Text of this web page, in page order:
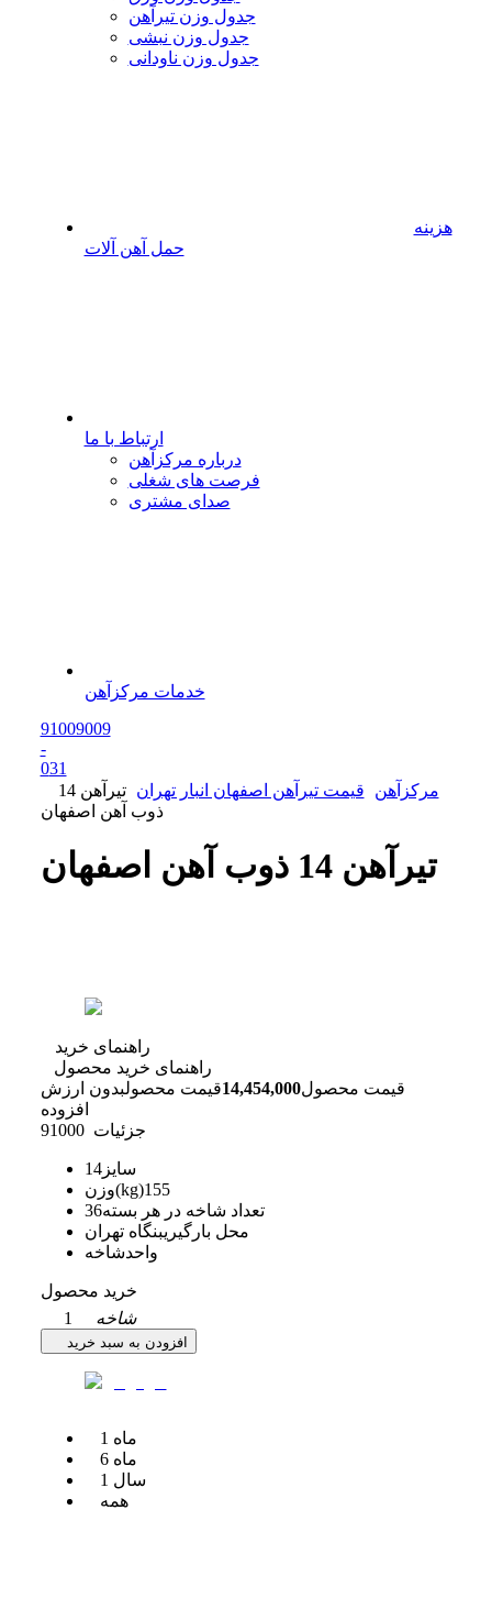
جدول وزن تیرآهن
جدول وزن نبشی
جدول وزن ناودانی
هزینه
حمل آهن آلات
ارتباط با ما
درباره مرکزآهن
فرصت های شغلی
صدای مشتری
خدمات مرکزآهن
91009009
-
031
مرکزآهن
قیمت تیرآهن اصفهان انبار تهران
تیرآهن 14
ذوب آهن اصفهان
تیرآهن 14 ذوب آهن اصفهان
راهنمای خرید
راهنمای خرید محصول
قیمت محصول14,454,000قیمت محصولبدون ارزش
افزوده
91000 جزئیات
سایز14
وزن(kg)155
تعداد شاخه در هر بسته36
محل بارگیریبنگاه تهران
واحدشاخه
خرید محصول
1
شاخه
افزودن به سبد خرید
1 ماه
6 ماه
1 سال
همه